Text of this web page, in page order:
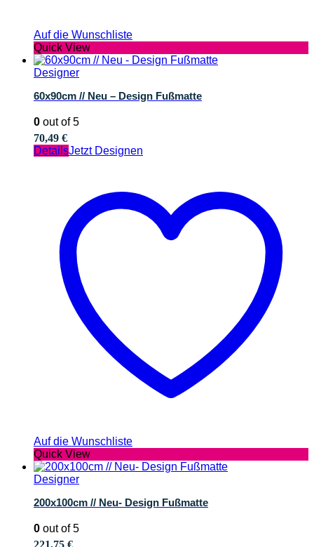
Auf die Wunschliste
Quick View
Designer
60x90cm // Neu – Design Fußmatte
0 out of 5
70,49 €
DetailsJetzt Designen
Auf die Wunschliste
Quick View
Designer
200x100cm // Neu- Design Fußmatte
0 out of 5
221,75 €